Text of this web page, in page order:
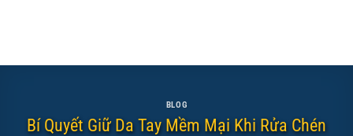
BLOG
Bí Quyết Giữ Da Tay Mềm Mại Khi Rửa Chén